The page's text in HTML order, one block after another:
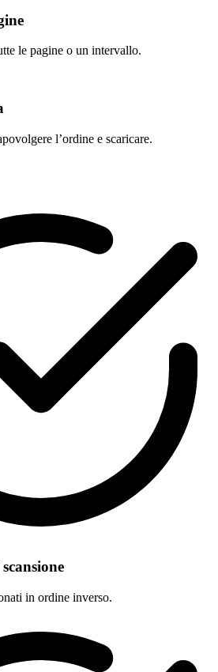
le pagine o un intervallo.
l’ordine e scaricare.
in ordine inverso.